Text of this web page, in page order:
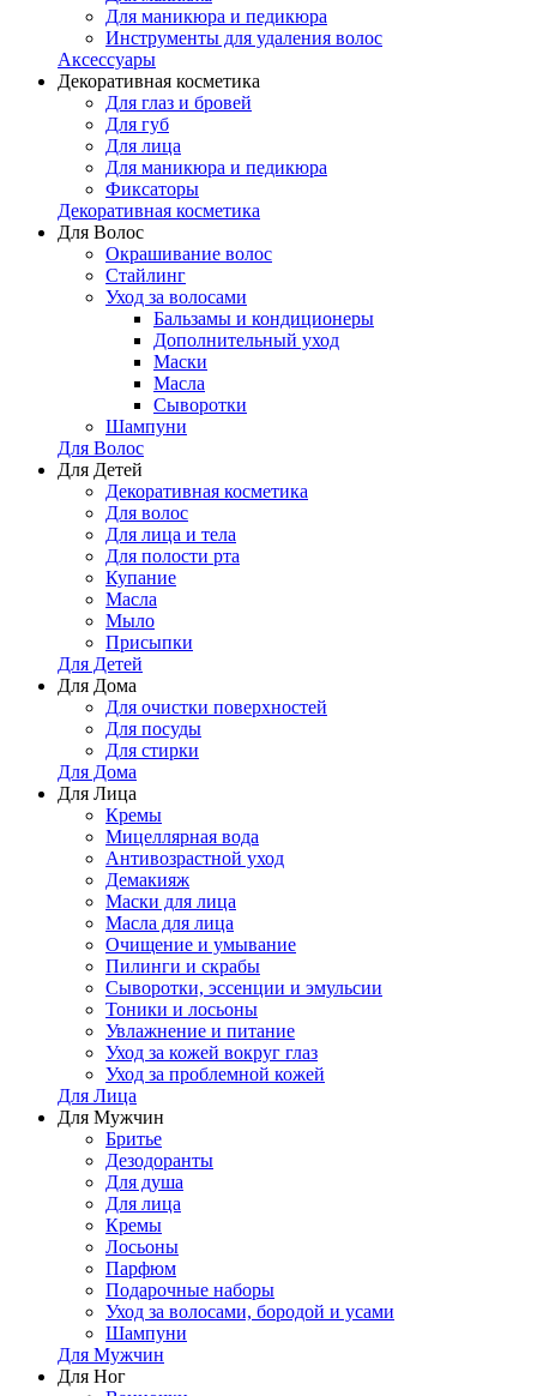
Для маникюра и педикюра
Инструменты для удаления волос
Аксессуары
Декоративная косметика
Для глаз и бровей
Для губ
Для лица
Для маникюра и педикюра
Фиксаторы
Декоративная косметика
Для Волос
Окрашивание волос
Стайлинг
Уход за волосами
Бальзамы и кондиционеры
Дополнительный уход
Маски
Масла
Сыворотки
Шампуни
Для Волос
Для Детей
Декоративная косметика
Для волос
Для лица и тела
Для полости рта
Купание
Масла
Мыло
Присыпки
Для Детей
Для Дома
Для очистки поверхностей
Для посуды
Для стирки
Для Дома
Для Лица
Кремы
Мицеллярная вода
Антивозрастной уход
Демакияж
Маски для лица
Масла для лица
Очищение и умывание
Пилинги и скрабы
Сыворотки, эссенции и эмульсии
Тоники и лосьоны
Увлажнение и питание
Уход за кожей вокруг глаз
Уход за проблемной кожей
Для Лица
Для Мужчин
Бритье
Дезодоранты
Для душа
Для лица
Кремы
Лосьоны
Парфюм
Подарочные наборы
Уход за волосами, бородой и усами
Шампуни
Для Мужчин
Для Ног